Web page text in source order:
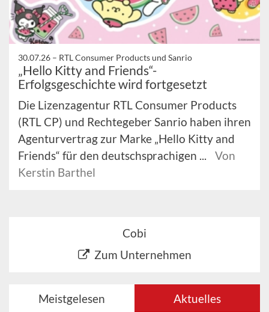
30.07.26 – RTL Consumer Products und Sanrio
„Hello Kitty and Friends“-
Erfolgsgeschichte wird fortgesetzt
Die Lizenzagentur RTL Consumer Products
(RTL CP) und Rechtegeber Sanrio haben ihren
Agenturvertrag zur Marke „Hello Kitty and
Friends“ für den deutschsprachigen ...
Von
Kerstin Barthel
Cobi
Zum Unternehmen
Meistgelesen Aktuelles